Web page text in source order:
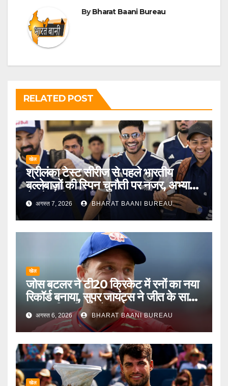
ByBharat Baani Bureau
RELATED POST
खेल
श्रीलंका टेस्ट सीरीज से पहले भारतीय
बल्लेबाज़ों की स्पिन चुनौती पर नजर, अभ्यास
मैच में होगी असली परीक्षा
अगस्त 7, 2026 BHARAT BAANI BUREAU
खेल
जोस बटलर ने टी20 क्रिकेट में रनों का नया
रिकॉर्ड बनाया, सुपर जायंट्स ने जीत के साथ
हार का सिलसिला तोड़ा
अगस्त 6, 2026 BHARAT BAANI BUREAU
खेल